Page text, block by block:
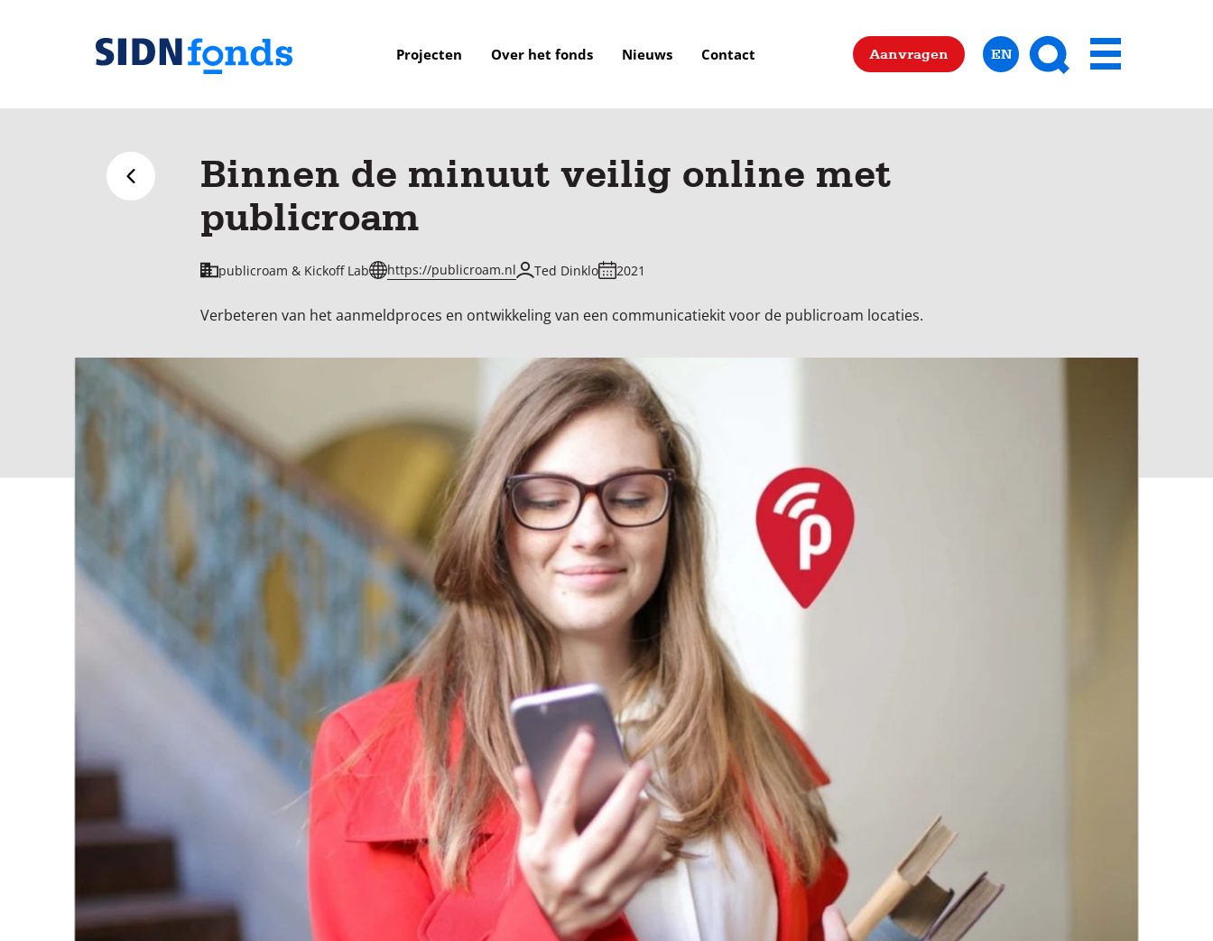
Sla de navigatie over en ga naar de inhoud
van
fonds
Projecten Over het fonds Nieuws Contact Aanvragen EN
Zoeken
Menu
Terug naar overzicht
Binnen de minuut veilig online met
publicroam
publicroam & Kickoff Lab https://publicroam.nl Ted Dinklo 2021
Verbeteren van het aanmeldproces en ontwikkeling van een communicatiekit voor de publicroam locaties.